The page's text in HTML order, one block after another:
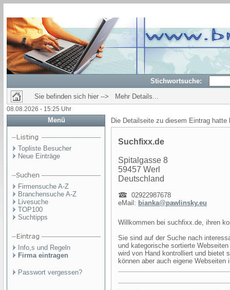
Stichwortsuche:
Sie befinden sich hier --> Mehr Details...
08.08.2026 - 15:25 Uhr
Menü
Topliste Besucher
Neue Einträge
Firmensuche A-Z
Branchensuche A-Z
Livesuche
TOP100
Suchtipps
Info,s und Regeln
Firma eintragen
Passwort vergessen?
Die Detailseite zu diesem Eintrag
Suchfixx.de
Spitalgasse 8
59457 Werl
Deutschland
02922987678
eMail: bianka@pawlinsky.eu
Willkommen bei suchfixx.de, ihren
Sie sind auf der Suche nach
und kategorische sortierte
wird von Hand kontrolliert und bietet
können aber auch eigene